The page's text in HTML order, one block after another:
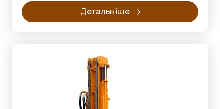
Детальніше